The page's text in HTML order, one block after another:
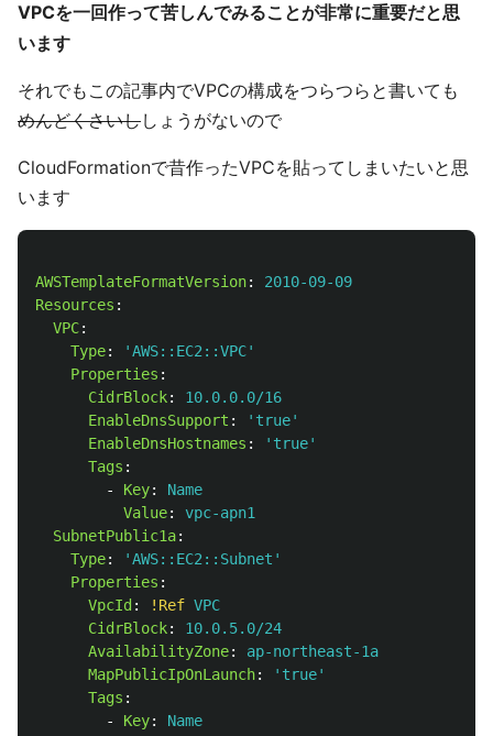
VPCを一回作って苦しんでみることが非常に重要だと思
います
それでもこの記事内でVPCの構成をつらつらと書いても
めんどくさいししょうがないので
CloudFormationで昔作ったVPCを貼ってしまいたいと思
います
AWSTemplateFormatVersion:
2010-09-09
Resources :
VPC:
Type: 'AWS::EC2::VPC'
Properties :
CidrBlock:
10.0.0.0/16
EnableDnsSupport : ' true'
EnableDnsHostnames : ' true'
Tags :
-
Key:
Name
Value:
vpc-apn1
SubnetPublic1a:
Type: 'AWS::EC2::Subnet'
Properties :
VpcId : !Ref VPC
CidrBlock:
10.0.5.0/24
AvailabilityZone:
ap-northeast-1a
MapPublicIpOnLaunch: ' true'
Tags :
-
Key:
Name